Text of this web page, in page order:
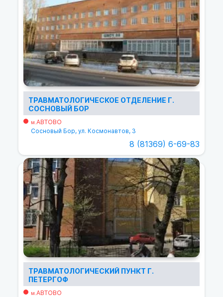
ТРАВМАТОЛОГИЧЕСКОЕ ОТДЕЛЕНИЕ Г.
СОСНОВЫЙ БОР
м.АВТОВО
Сосновый Бор, ул. Космонавтов, 3
8 (81369) 6-69-83
ТРАВМАТОЛОГИЧЕСКИЙ ПУНКТ Г.
ПЕТЕРГОФ
м.АВТОВО